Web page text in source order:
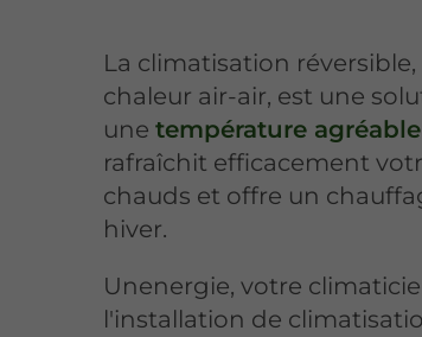
La climatisation
chaleur air-air, est une
unetempérature
rafraîchit efficacement
chauds et offre un
hiver.
Unenergie, votre
l'installation de